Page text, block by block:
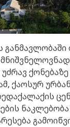
ქაოსურ